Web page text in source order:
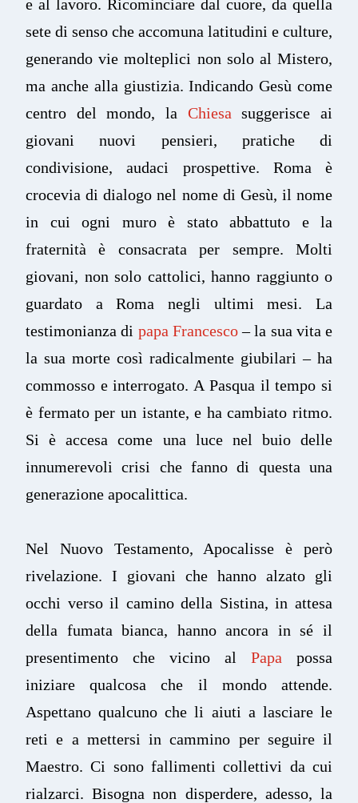
e al lavoro. Ricominciare dal cuore, da quella
sete di senso che accomuna latitudini e culture,
generando vie molteplici non solo al Mistero,
ma anche alla giustizia. Indicando Gesù come
centro del mondo, la Chiesa suggerisce ai
giovani nuovi pensieri, pratiche di
condivisione, audaci prospettive. Roma è
crocevia di dialogo nel nome di Gesù, il nome
in cui ogni muro è stato abbattuto e la
fraternità è consacrata per sempre. Molti
giovani, non solo cattolici, hanno raggiunto o
guardato a Roma negli ultimi mesi. La
testimonianza di papa Francesco– la sua vita e
la sua morte così radicalmente giubilari – ha
commosso e interrogato. A Pasqua il tempo si
è fermato per un istante, e ha cambiato ritmo.
Si è accesa come una luce nel buio delle
innumerevoli crisi che fanno di questa una
generazione apocalittica.
Nel Nuovo Testamento, Apocalisse è però
rivelazione. I giovani che hanno alzato gli
occhi verso il camino della Sistina, in attesa
della fumata bianca, hanno ancora in sé il
presentimento che vicino al Papa possa
iniziare qualcosa che il mondo attende.
Aspettano qualcuno che li aiuti a lasciare le
reti e a mettersi in cammino per seguire il
Maestro. Ci sono fallimenti collettivi da cui
rialzarci. Bisogna non disperdere, adesso, la